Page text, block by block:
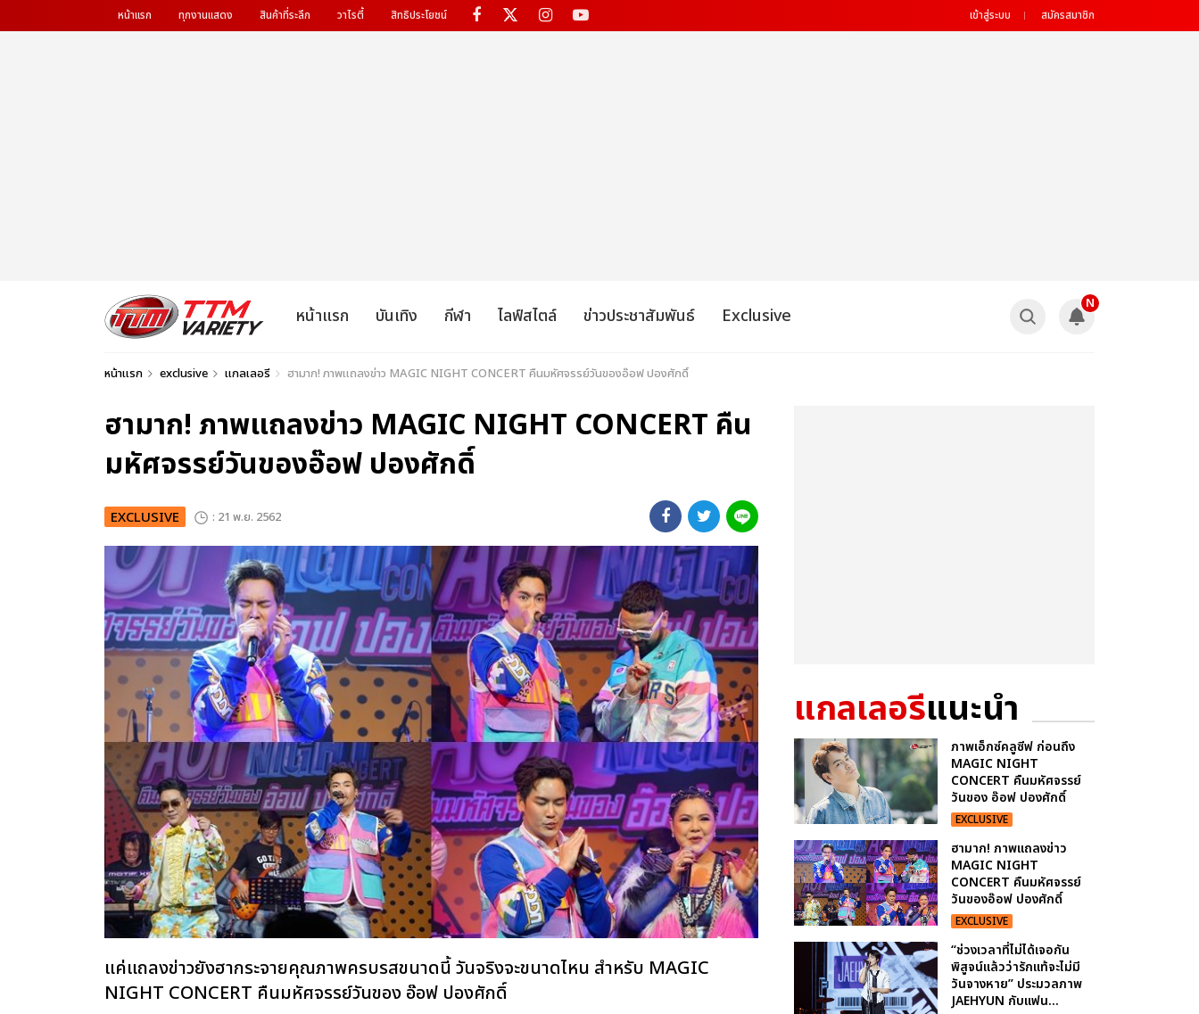
หน้าแรก ทุกงานแสดง สินค้าที่ระลึก วาไรตี้ สิทธิประโยชน์ เข้าสู่ระบบ สมัครสมาชิก
หน้าแรก บันเทิง กีฬา ไลฟ์สไตล์ ข่าวประชาสัมพันธ์ Exclusive
N
หน้าแรก exclusive แกลเลอรี ฮามาก! ภาพแถลงข่าว MAGIC NIGHT CONCERT คืนมหัศจรรย์วันของอ๊อฟ ปองศักดิ์
ฮามาก! ภาพแถลงข่าว MAGIC NIGHT CONCERT คืน
มหัศจรรย์วันของอ๊อฟ ปองศักดิ์
EXCLUSIVE : 21 พ.ย. 2562
แค่แถลงข่าวยังฮากระจายคุณภาพครบรสขนาดนี้ วันจริงจะขนาดไหน สำหรับ MAGIC
NIGHT CONCERT คืนมหัศจรรย์วันของ อ๊อฟ ปองศักดิ์
แกลเลอรีแนะนำ
ภาพเอ็กซ์คลูซีฟ ก่อนถึง
MAGIC NIGHT
CONCERT คืนมหัศจรรย์
วันของ อ๊อฟ ปองศักดิ์
EXCLUSIVE
ฮามาก! ภาพแถลงข่าว
MAGIC NIGHT
CONCERT คืนมหัศจรรย์
วันของอ๊อฟ ปองศักดิ์
EXCLUSIVE
“ช่วงเวลาที่ไม่ได้เจอกัน
พิสูจน์แล้วว่ารักแท้จะไม่มี
วันจางหาย” ประมวลภาพ
JAEHYUN กับแฟน...